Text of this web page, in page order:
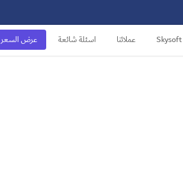
عملائنا اسئلة شائعة عرض السعر